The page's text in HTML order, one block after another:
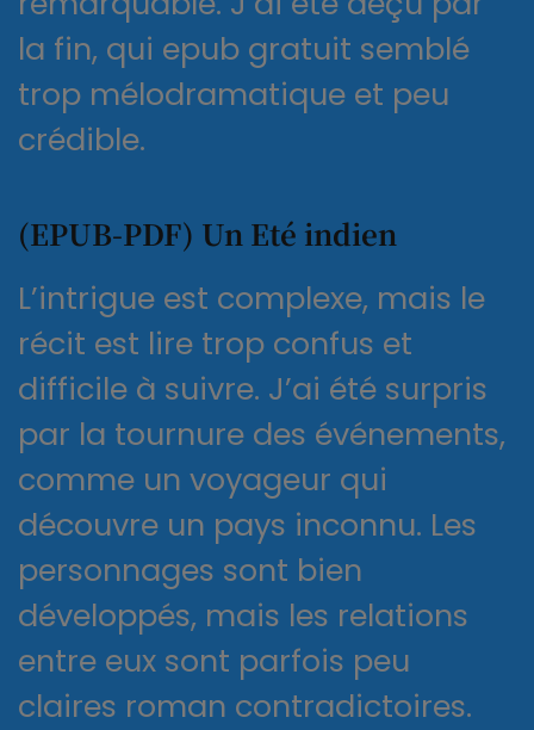
la fin, qui epub gratuit semblé
trop mélodramatique et peu
crédible.
(EPUB-PDF) Un Eté indien
L’intrigue est complexe, mais le
récit est lire trop confus et
difficile à suivre. J’ai été surpris
par la tournure des événements,
comme un voyageur qui
découvre un pays inconnu. Les
personnages sont bien
développés, mais les relations
entre eux sont parfois peu
claires roman contradictoires.